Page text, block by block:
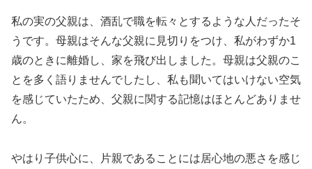
私の実の父親は、酒乱で職を転々とするような人だったそ
うです。母親はそんな父親に見切りをつけ、私がわずか1
歳のときに離婚し、家を飛び出しました。母親は父親のこ
とを多く語りませんでしたし、私も聞いてはいけない空気
を感じていたため、父親に関する記憶はほとんどありませ
ん。
やはり子供心に、片親であることには居心地の悪さを感じ